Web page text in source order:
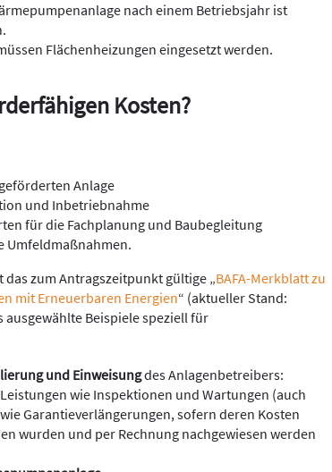
nach einem Betriebsjahr ist
Flächenheizungen eingesetzt werden.
Kosten?
Anlage
und Inbetriebnahme
für die Fachplanung und Baubegleitung
Umfeldmaßnahmen.
zum Antragszeitpunkt gültige „BAFA-Merkblatt zu
mit Erneuerbaren Energien“ (aktueller Stand:
ausgewählte Beispiele speziell für
und Einweisungdes Anlagenbetreibers:
wie Inspektionen und Wartungen (auch
Garantieverlängerungen, sofern deren Kosten
wurden und per Rechnung nachgewiesen werden